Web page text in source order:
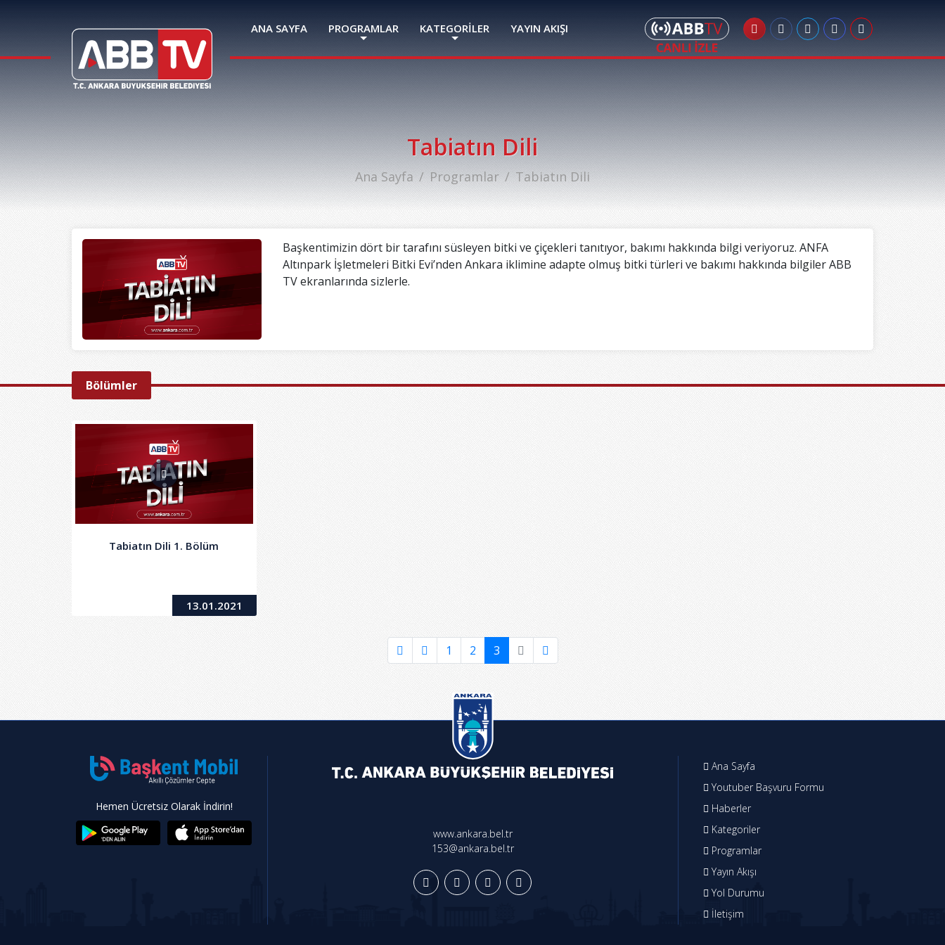
ANA SAYFA PROGRAMLAR KATEGORİLER YAYIN AKIŞI
Tabiatın Dili
Ana Sayfa Programlar Tabiatın Dili
Başkentimizin dört bir tarafını süsleyen bitki ve çiçekleri tanıtıyor, bakımı hakkında bilgi veriyoruz. ANFA
Altınpark İşletmeleri Bitki Evi’nden Ankara iklimine adapte olmuş bitki türleri ve bakımı hakkında bilgiler ABB
TV ekranlarında sizlerle.
Bölümler
Tabiatın Dili 1. Bölüm
13.01.2021
1 2 3
Hemen Ücretsiz Olarak İndirin!
www.ankara.bel.tr
153@ankara.bel.tr
Ana Sayfa
Youtuber Başvuru Formu
Haberler
Kategoriler
Programlar
Yayın Akışı
Yol Durumu
İletişim